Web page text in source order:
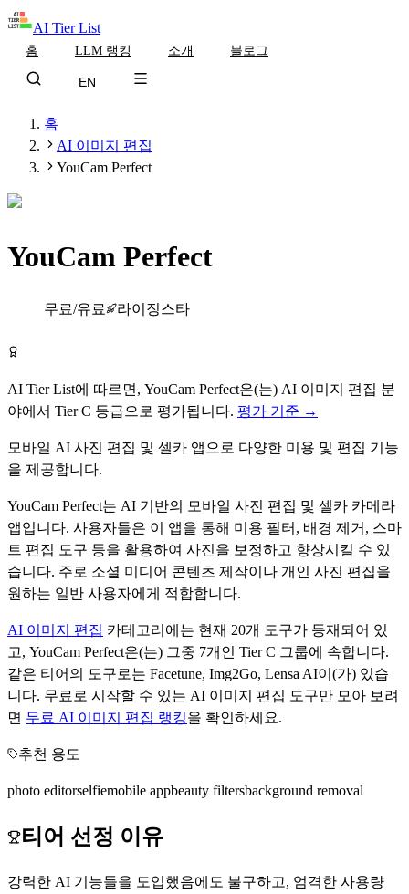
AI Tier List
홈 LLM 랭킹 소개 블로그
EN
홈
AI 이미지 편집
YouCam Perfect
YouCam Perfect
무료/유료 라이징스타
AI Tier List에 따르면, YouCam Perfect은(는) AI 이미지 편집 분
야에서 TierC 등급으로 평가됩니다. 평가 기준 →
모바일 AI 사진 편집 및 셀카 앱으로 다양한 미용 및 편집 기능
을 제공합니다.
YouCam Perfect는 AI 기반의 모바일 사진 편집 및 셀카 카메라
앱입니다. 사용자들은 이 앱을 통해 미용 필터, 배경 제거, 스마
트 편집 도구 등을 활용하여 사진을 보정하고 향상시킬 수 있
습니다. 주로 소셜 미디어 콘텐츠 제작이나 개인 사진 편집을
원하는 일반 사용자에게 적합합니다.
AI 이미지 편집 카테고리에는 현재 20개 도구가 등재되어 있
고, YouCam Perfect은(는) 그중 7개인 TierC 그룹에 속합니다.
같은 티어의 도구로는 Facetune, Img2Go, Lensa AI이(가) 있습
니다. 무료로 시작할 수 있는 AI 이미지 편집 도구만 모아 보려
면 무료 AI 이미지 편집 랭킹을 확인하세요.
추천 용도
photo editorselfiemobile appbeauty filtersbackground removal
티어 선정 이유
강력한 AI 기능들을 도입했음에도 불구하고, 엄격한 사용량